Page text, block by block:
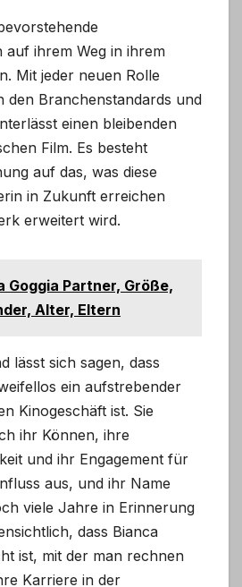
auf ihrem Weg in ihrem
Mit jeder neuen Rolle
den Branchenstandards und
einen bleibenden
Film. Es besteht
auf das, was diese
in Zukunft erreichen
erweitert wird.
Goggia Partner, Größe,
Alter, Eltern
lässt sich sagen, dass
ein aufstrebender
Kinogeschäft ist. Sie
ihr Können, ihre
und ihr Engagement für
aus, und ihr Name
viele Jahre in Erinnerung
dass Bianca
ist, mit der man rechnen
Karriere in der